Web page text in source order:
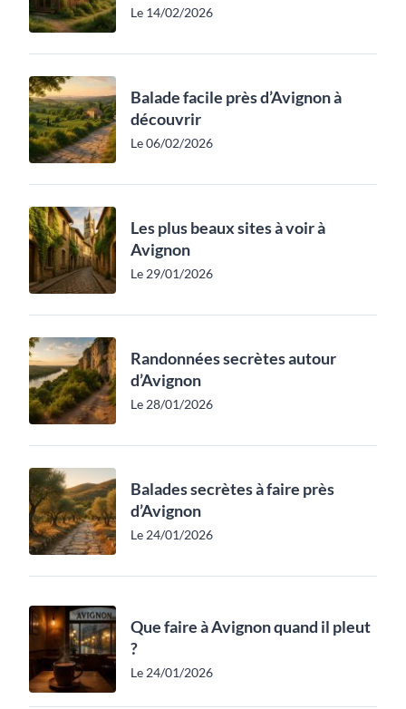
Le 14/02/2026
Balade facile près d’Avignon à
découvrir
Le 06/02/2026
Les plus beaux sites à voir à
Avignon
Le 29/01/2026
Randonnées secrètes autour
d’Avignon
Le 28/01/2026
Balades secrètes à faire près
d’Avignon
Le 24/01/2026
Que faire à Avignon quand il pleut
?
Le 24/01/2026